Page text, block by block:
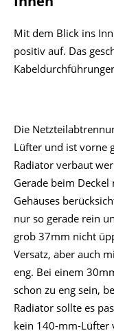
Mit dem Blick ins
positiv auf. Das
Die
Lüfter und ist vorne
Radiator verbaut
Gerade beim
Gehäuses
nur so gerade rein
grob 37mm nicht
Versatz, aber auch
eng. Bei einem
schon zu eng sein,
Radiator sollte es
kein 140-mm-Lüfter